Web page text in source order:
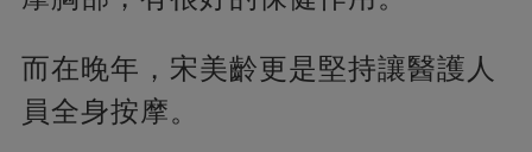
而在晚年，宋美齡更是堅持讓醫護人
員全身按摩。